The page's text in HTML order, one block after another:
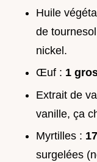
Huile
de
nickel.
Œuf : 1
Extrait de
vanille, ça
Myrtilles :
surgelées